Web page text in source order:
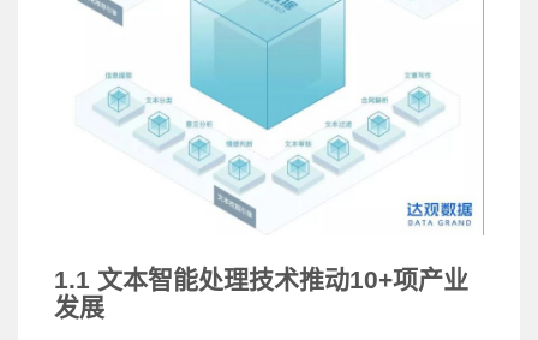
1.1 文本智能处理技术推动10+项产业
发展